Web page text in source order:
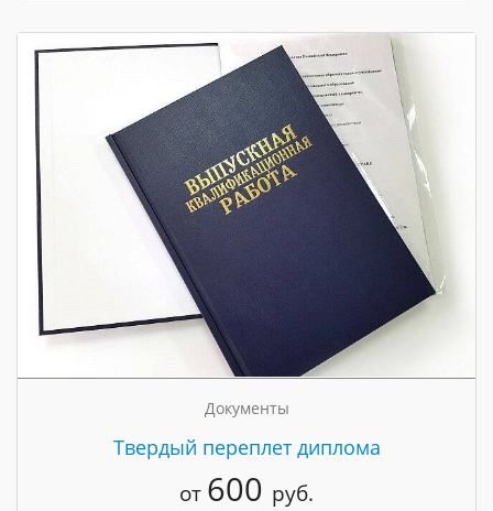
Документы
Твердый переплет диплома
от 600 руб.